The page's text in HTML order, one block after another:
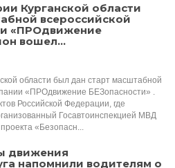
Курганской области
всероссийской
«ПРОдвижение
вошел...
области был дан старт масштабной
«ПРОдвижение БЕЗопасности» .
Российской Федерации, где
Госавтоинспекцией МВД
«Безопасн...
движения
напомнили водителям о